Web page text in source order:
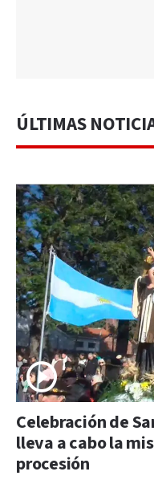
ÚLTIMAS
Celebración de
lleva a cabo la
procesión